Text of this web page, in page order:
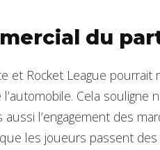
du
et Rocket League pourrait
Cela souligne
l’engagement des
les joueurs passent